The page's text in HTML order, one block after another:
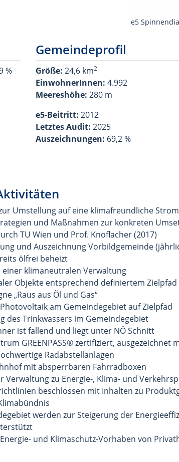
e5
%
Gemeindeprofil
Größe: 24,6 km2
EinwohnerInnen: 4.992
Meereshöhe: 280 m
e5-Beitritt: 2012
Letztes Audit: 2025
Auszeichnungen: 69,2 %
Umstellung auf eine klimafreundliche
und Maßnahmen zur konkreten
TU Wien und Prof. Knoflacher (2017)
und Auszeichnung Vorbildgemeinde
ölfrei beheizt
einer klimaneutralen Verwaltung
Objekte entsprechend definiertem
„Raus aus Öl und Gas“
am Gemeindegebiet auf Zielpfad
des Trinkwassers im Gemeindegebiet
ist fallend und liegt unter NÖ Schnitt
GREENPASS® zertifiziert, ausgezeichnet
Radabstellanlagen
mit absperrbaren Fahrradboxen
zu Energie-, Klima- und
beschlossen mit Inhalten zu
werden zur Steigerung der
und Klimaschutz-Vorhaben von